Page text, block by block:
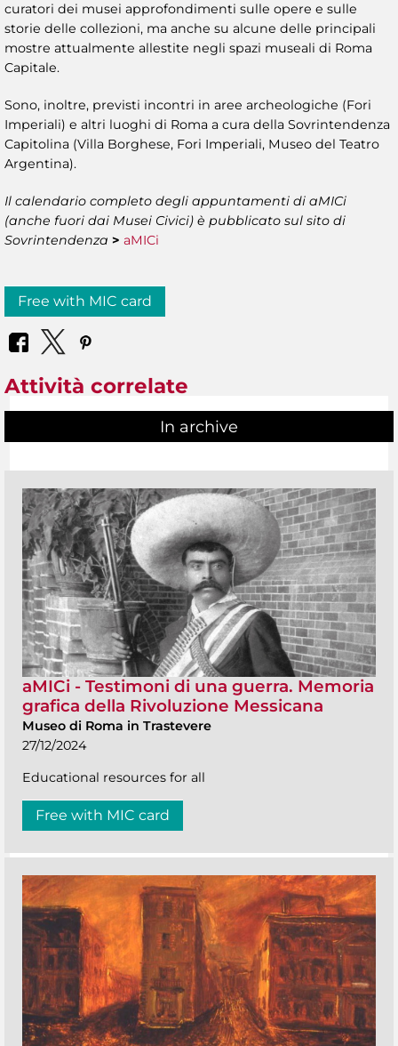
curatori dei musei approfondimenti sulle opere e sulle
storie delle collezioni, ma anche su alcune delle principali
mostre attualmente allestite negli spazi museali di Roma
Capitale.
Sono, inoltre, previsti incontri in aree archeologiche (Fori
Imperiali) e altri luoghi di Roma a cura della Sovrintendenza
Capitolina (Villa Borghese, Fori Imperiali, Museo del Teatro
Argentina).
Il calendario completo degli appuntamenti di aMICi
(anche fuori dai Musei Civici) è pubblicato sul sito di
Sovrintendenza > aMICi
Free with MIC card
Attività correlate
In archive
aMICi - Testimoni di una guerra. Memoria
grafica della Rivoluzione Messicana
Museo di Roma in Trastevere
27/12/2024
Educational resources for all
Free with MIC card